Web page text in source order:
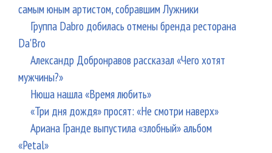
самым юным артистом, собравшим Лужники
Группа Dabro добилась отмены бренда ресторана
Da'Bro
Александр Добронравов рассказал «Чего хотят
мужчины?»
Нюша нашла «Время любить»
«Три дня дождя» просят: «Не смотри наверх»
Ариана Гранде выпустила «злобный» альбом
«Petal»